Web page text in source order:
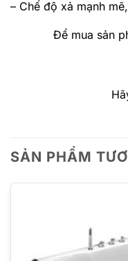
– Chế độ xả mạnh
Để mua sản
SẢN PHẨM